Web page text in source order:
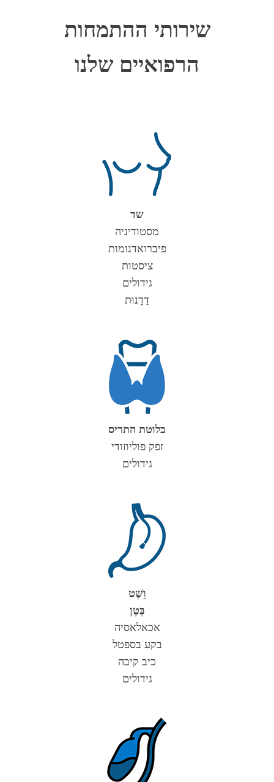
שירותי ההתמחות
הרפואיים שלנו
שד
מסטודיניה
פיברואדנומות
ציסטות
גידולים
דַדָנוּת
בלוטת התריס
זפק פוליוזודי
גידולים
וֵשֶׁט
בֶּטֶן
אכאלאסיה
בקע בספטל
כיב קיבה
גידולים